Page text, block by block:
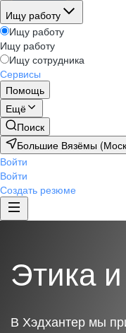
Ищу работу
Ищу работу
Ищу работу
Ищу сотрудника
Сервисы
Помощь
Ещё
Поиск
Большие
Войти
Войти
Создать резюме
Этика
В Хэдхантер мы